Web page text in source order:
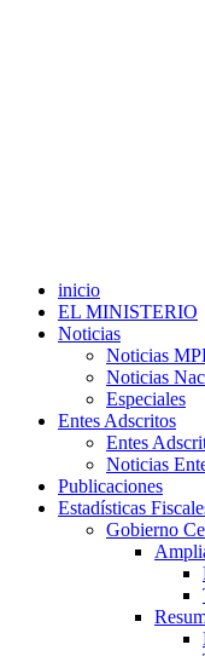
inicio
EL MINISTERIO
Noticias
Noticias
Noticias
Especiales
Entes Adscritos
Entes
Noticias
Publicaciones
Estadísticas
Gobierno